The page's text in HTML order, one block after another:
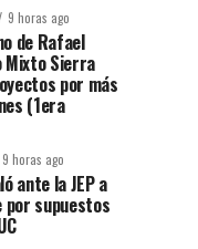
9 horas ago
de Rafael
Mixto Sierra
por más
(1era
9 horas ago
ante la JEP a
por supuestos